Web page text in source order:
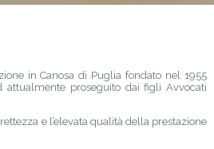
in Canosa di Puglia fondato nel 1955
attualmente proseguito dai figli Avvocati
e l’elevata qualità della prestazione